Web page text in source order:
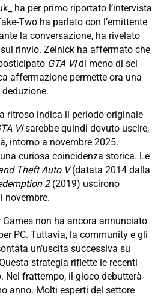
ha per primo riportato l’intervista
Two ha parlato con l’emittente
la conversazione, ha rivelato
rinvio. Zelnick ha affermato che
GTA VIdi meno di sei
affermazione permette ora una
ritroso indica il periodo originale
VIsarebbe quindi dovuto uscire,
intorno a novembre 2025.
curiosa coincidenza storica. Le
Theft Auto V(datata 2014 dalla
2(2019) uscirono
novembre.
Games non ha ancora annunciato
PC. Tuttavia, la community e gli
un’uscita successiva su
strategia riflette le recenti
Nel frattempo, il gioco debutterà
anno. Molti esperti del settore